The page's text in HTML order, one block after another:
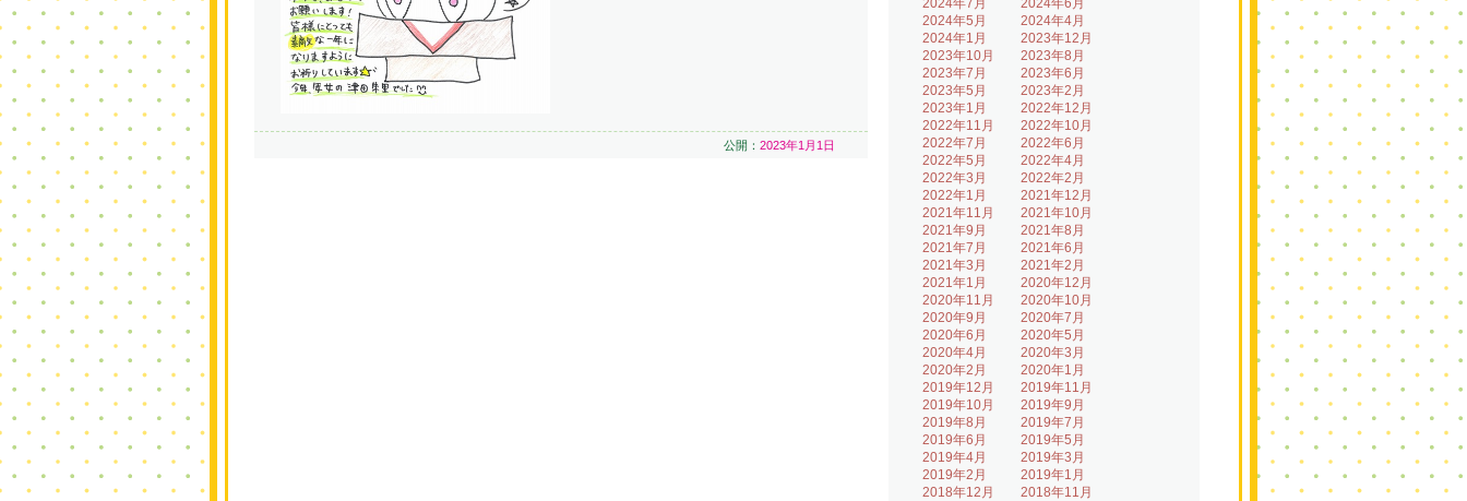
公開： 2023年1月1日
2024年7月
2024年6月
2024年5月
2024年4月
2024年1月
2023年12月
2023年10月
2023年8月
2023年7月
2023年6月
2023年5月
2023年2月
2023年1月
2022年12月
2022年11月
2022年10月
2022年7月
2022年6月
2022年5月
2022年4月
2022年3月
2022年2月
2022年1月
2021年12月
2021年11月
2021年10月
2021年9月
2021年8月
2021年7月
2021年6月
2021年3月
2021年2月
2021年1月
2020年12月
2020年11月
2020年10月
2020年9月
2020年7月
2020年6月
2020年5月
2020年4月
2020年3月
2020年2月
2020年1月
2019年12月
2019年11月
2019年10月
2019年9月
2019年8月
2019年7月
2019年6月
2019年5月
2019年4月
2019年3月
2019年2月
2019年1月
2018年12月
2018年11月